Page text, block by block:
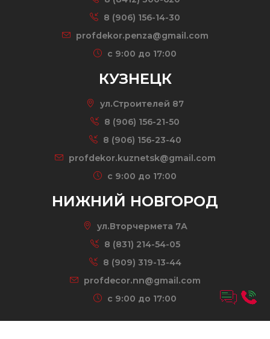
8 (906) 156-14-30
profdekor.penza@gmail.com
c 9:00 до 17:00
КУЗНЕЦК
ул.Строителей 87
8 (906) 156-21-50
8 (906) 156-23-40
profdekor.kuznetsk@gmail.com
c 9:00 до 17:00
НИЖНИЙ НОВГОРОД
ул.Вторчермета 7А
8 (831) 214-54-05
8 (909) 319-13-44
profdecor.nn@gmail.com
c 9:00 до 17:00